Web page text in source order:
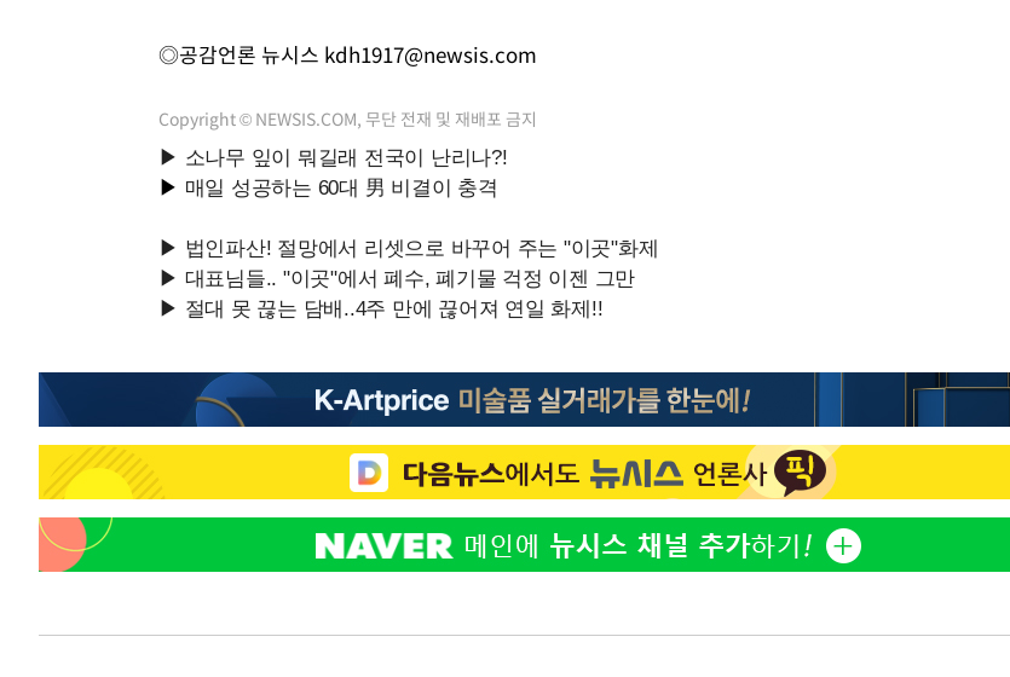
◎공감언론 뉴시스 kdh1917@newsis.com
Copyright © NEWSIS.COM, 무단 전재 및 재배포 금지